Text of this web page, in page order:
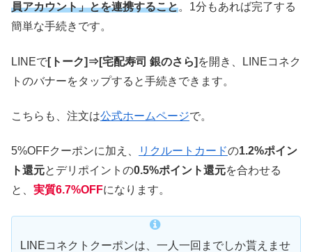
員アカウント」とを連携すること。1分もあれば完了する
簡単な手続きです。
LINEで[トーク]⇒[宅配寿司 銀のさら] を開き、LINEコネク
トのバナーをタップすると手続きできます。
こちらも、注文は公式ホームページで。
5%OFFクーポンに加え、 リクルートカードの1.2%ポイン
ト還元とデリポイントの0.5%ポイント還元を合わせる
と、 実質6.7%OFFになります。
LINEコネクトクーポンは、一人一回までしか貰えませ